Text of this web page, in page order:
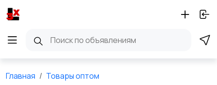
Главная Товары оптом